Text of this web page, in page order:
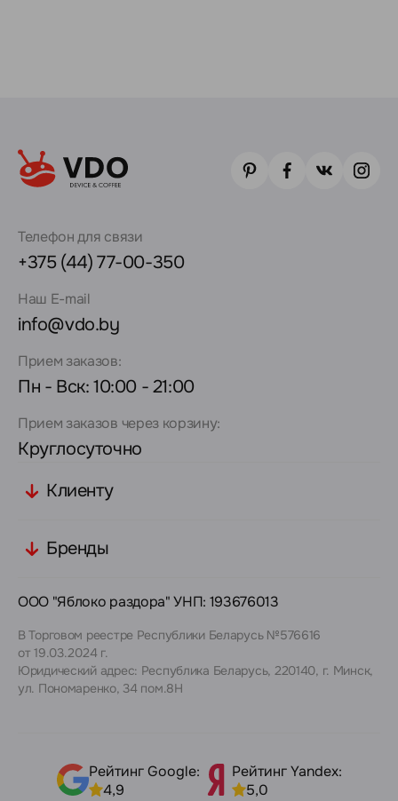
Телефон для связи
+375 (44) 77-00-350
Наш E-mail
info@vdo.by
Прием заказов:
Пн - Вск: 10:00 - 21:00
Прием заказов через корзину:
Круглосуточно
Клиенту
Бренды
ООО "Яблоко раздора" УНП: 193676013
В Торговом реестре Республики Беларусь №576616
от 19.03.2024 г.
Юридический адрес: Республика Беларусь, 220140, г. Минск,
ул. Пономаренко, 34 пом.8Н
Рейтинг Google:
4,9
Рейтинг Yandex:
5,0